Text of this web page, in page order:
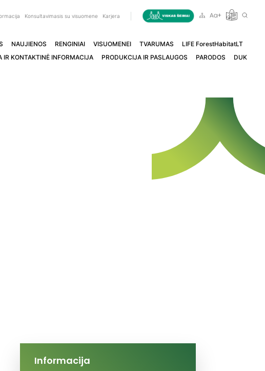
Konsultavimasis su visuomene Karjera
NAUJIENOS RENGINIAI VISUOMENEI TVARUMAS
LIFE ForestHabitatLT
IR KONTAKTINĖ INFORMACIJA
PRODUKCIJA IR PASLAUGOS PARODOS DUK
Informacija